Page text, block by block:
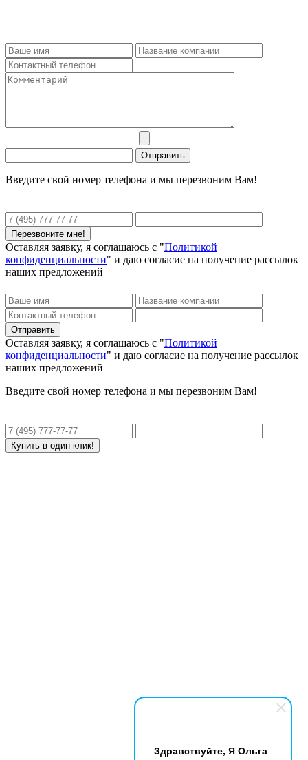
Здравствуйте, Я Ольга
Введите свой номер телефона и мы перезвоним Вам!
Оставляя заявку, я соглашаюсь с "Политикой
конфиденциальности" и даю согласие на получение рассылок
наших предложений
Оставляя заявку, я соглашаюсь с "Политикой
конфиденциальности" и даю согласие на получение рассылок
наших предложений
Введите свой номер телефона и мы перезвоним Вам!